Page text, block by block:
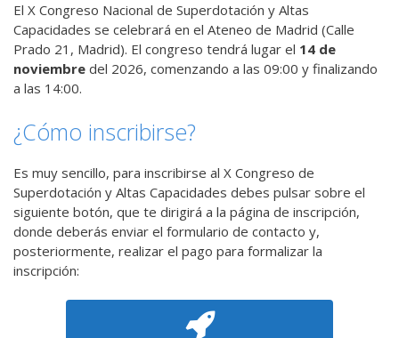
El X Congreso Nacional de Superdotación y Altas
Capacidades se celebrará en el Ateneo de Madrid (Calle
Prado 21, Madrid). El congreso tendrá lugar el 14 de
noviembre del 2026, comenzando a las 09:00 y finalizando
a las 14:00.
¿Cómo inscribirse?
Es muy sencillo, para inscribirse al X Congreso de
Superdotación y Altas Capacidades debes pulsar sobre el
siguiente botón, que te dirigirá a la página de inscripción,
donde deberás enviar el formulario de contacto y,
posteriormente, realizar el pago para formalizar la
inscripción: